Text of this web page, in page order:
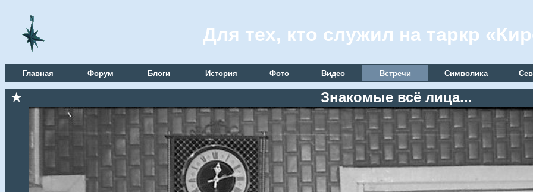
Для тех, кто служил на таркр
Главная Форум Блоги История Фото Видео Встречи Символика
★ Знакомые всё лица...